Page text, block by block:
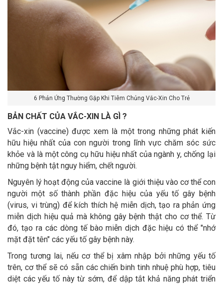
6 Phản Ứng Thường Gặp Khi Tiêm Chủng Vắc-Xin Cho Trẻ
BẢN CHẤT CỦA VẮC-XIN LÀ GÌ ?
Vắc-xin (vaccine) được xem là một trong những phát kiến
hữu hiệu nhất của con người trong lĩnh vực chăm sóc sức
khỏe và là một công cụ hữu hiệu nhất của ngành y, chống lại
những bệnh tật nguy hiểm, chết người.
Nguyên lý hoạt động của vaccine là giới thiệu vào cơ thể con
người một số thành phần đặc hiệu của yếu tố gây bệnh
(virus, vi trùng) để kích thích hệ miễn dịch, tạo ra phản ứng
miễn dịch hiệu quả mà không gây bệnh thật cho cơ thể. Từ
đó, tạo ra các dòng tế bào miễn dịch đặc hiệu có thể "nhớ
mặt đặt tên" các yếu tố gây bệnh này.
Trong tương lai, nếu cơ thể bị xâm nhập bởi những yếu tố
trên, cơ thể sẽ có sẵn các chiến binh tinh nhuệ phù hợp, tiêu
diệt các yếu tố này từ sớm, để dập tắt khả năng phát triển